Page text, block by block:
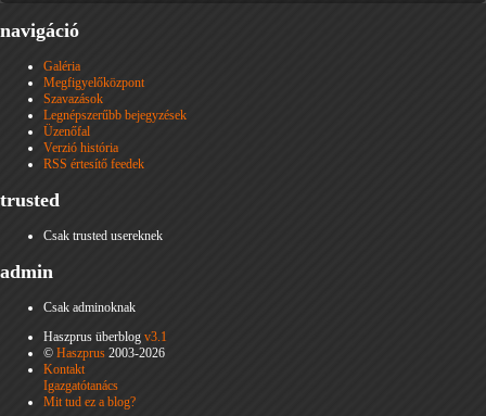
navigáció
Galéria
Megfigyelőközpont
Szavazások
Legnépszerűbb bejegyzések
Üzenőfal
Verzió história
RSS értesítő feedek
trusted
Csak trusted usereknek
admin
Csak adminoknak
Haszprus überblog v3.1
© Haszprus 2003-2026
Kontakt
Igazgatótanács
Mit tud ez a blog?